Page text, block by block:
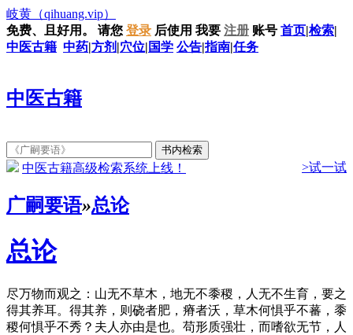
岐黄 （qihuang.vip）
免费、且好用。
请您 登录 后使用 我要 注册 账号 首页|检索|
中医古籍 中药|方剂 |穴位| 国学 公告|指南|任务
中医古籍
中医古籍高级检索系统上线！ >试一试
广嗣要语»总论
总论
尽万物而观之：山无不草木，地无不黍稷，人无不生育，要之
得其养耳。得其养，则硗者肥，瘠者沃，草木何惧乎不蕃，黍
稷何惧乎不秀？夫人亦由是也。苟形质强壮，而嗜欲无节，人